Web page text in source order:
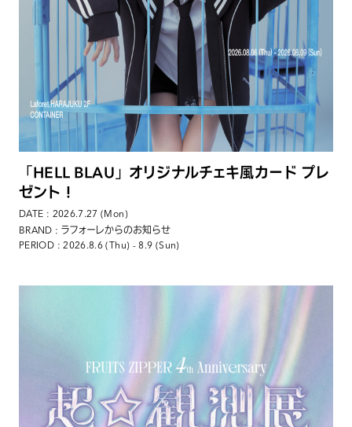
「HELL BLAU」オリジナルチェキ風カード プレ
ゼント！
DATE : 2026.7.27 (Mon)
BRAND : ラフォーレからのお知らせ
PERIOD : 2026.8.6 (Thu) - 8.9 (Sun)